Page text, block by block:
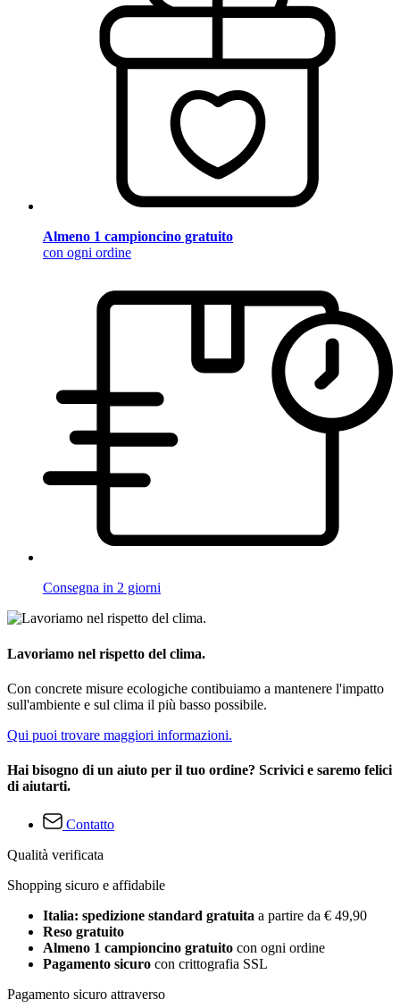
Almeno 1 campioncino gratuito
con ogni ordine
Consegna in 2 giorni
Lavoriamo nel rispetto del clima.
Con concrete misure ecologiche contibuiamo a mantenere l'impatto
sull'ambiente e sul clima il più basso possibile.
Qui puoi trovare maggiori informazioni.
Hai bisogno di un aiuto per il tuo ordine? Scrivici e saremo felici
di aiutarti.
Contatto
Qualità verificata
Shopping sicuro e affidabile
Italia: spedizione standard gratuita a partire da € 49,90
Reso gratuito
Almeno 1 campioncino gratuito con ogni ordine
Pagamento sicuro con crittografia SSL
Pagamento sicuro attraverso